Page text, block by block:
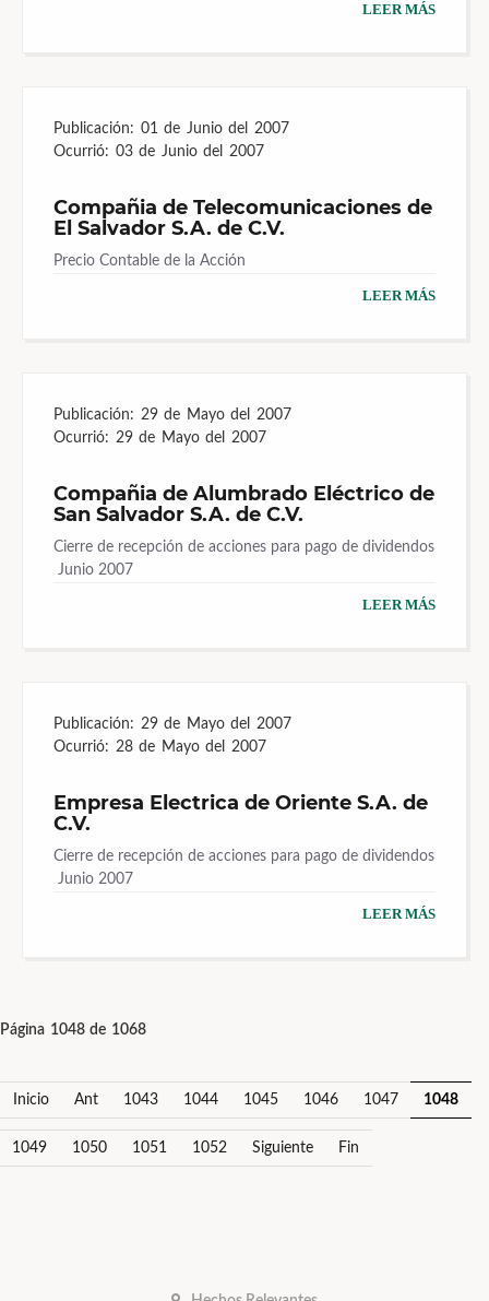
LEER MÁS
Publicación: 01 de Junio del 2007
Ocurrió: 03 de Junio del 2007
Compañia de Telecomunicaciones de
El Salvador S.A. de C.V.
Precio Contable de la Acción
LEER MÁS
Publicación: 29 de Mayo del 2007
Ocurrió: 29 de Mayo del 2007
Compañia de Alumbrado Eléctrico de
San Salvador S.A. de C.V.
Cierre de recepción de acciones para pago de dividendos
 Junio 2007
LEER MÁS
Publicación: 29 de Mayo del 2007
Ocurrió: 28 de Mayo del 2007
Empresa Electrica de Oriente S.A. de
C.V.
Cierre de recepción de acciones para pago de dividendos
 Junio 2007
LEER MÁS
Página 1048 de 1068
Inicio Ant 1043 1044 1045 1046 1047 1048
1049 1050 1051 1052 Siguiente Fin